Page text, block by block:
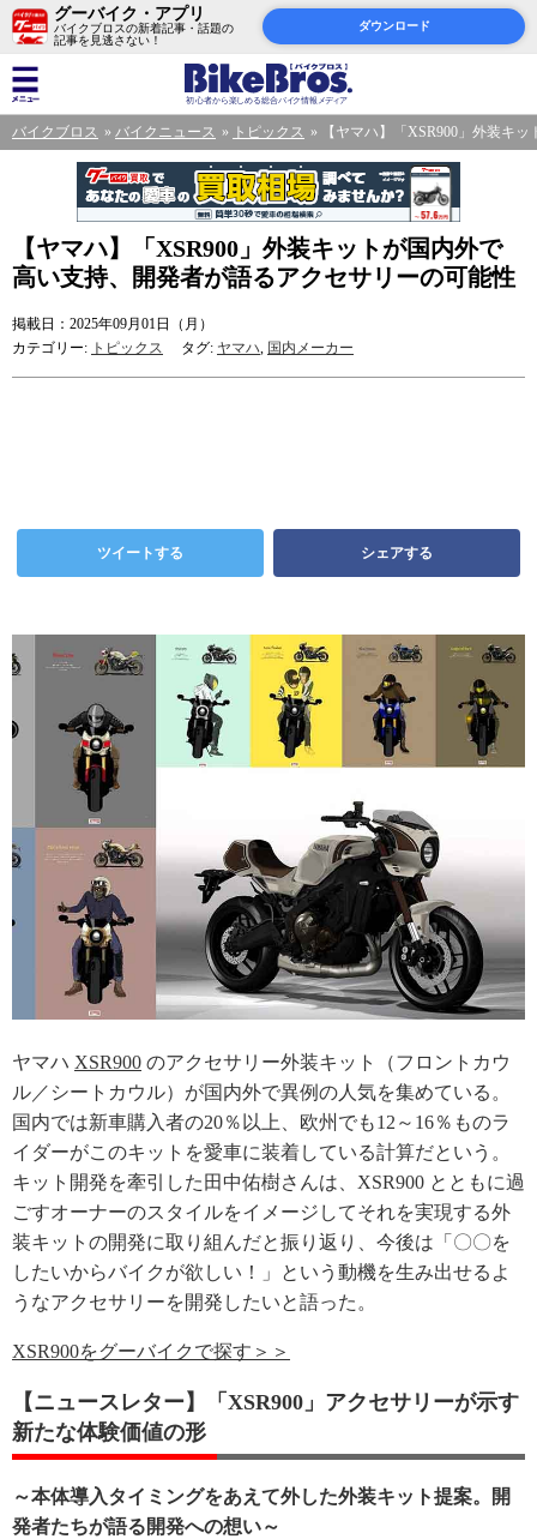
グーバイク・アプリ
バイクブロスの新着記事・話題の
記事を見逃さない！
ダウンロード
バイクブロス バイクニュース トピックス 【ヤマハ】「XSR900」外装キ
【ヤマハ】「XSR900」外装キットが国内外で
高い支持、開発者が語るアクセサリーの可能性
掲載日：2025年09月01日（月）
カテゴリー: トピックス タグ: ヤマハ, 国内メーカー
ツイートする シェアする
ヤマハ XSR900 のアクセサリー外装キット（フロントカウ
ル／シートカウル）が国内外で異例の人気を集めている。
国内では新車購入者の20％以上、欧州でも12～16％ものラ
イダーがこのキットを愛車に装着している計算だという。
キット開発を牽引した田中佑樹さんは、XSR900 とともに過
ごすオーナーのスタイルをイメージしてそれを実現する外
装キットの開発に取り組んだと振り返り、今後は「〇〇を
したいからバイクが欲しい！」という動機を生み出せるよ
うなアクセサリーを開発したいと語った。
XSR900をグーバイクで探す＞＞
【ニュースレター】「XSR900」アクセサリーが示す
新たな体験価値の形
～本体導入タイミングをあえて外した外装キット提案。開
発者たちが語る開発への想い～